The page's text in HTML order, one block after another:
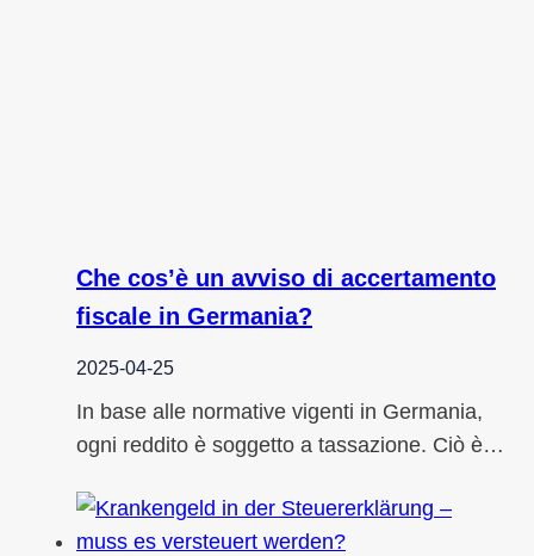
Che cos’è un avviso di accertamento
fiscale in Germania?
2025-04-25
In base alle normative vigenti in Germania,
ogni reddito è soggetto a tassazione. Ciò è…